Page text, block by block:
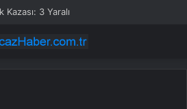
Kazası: 3 Yaralı